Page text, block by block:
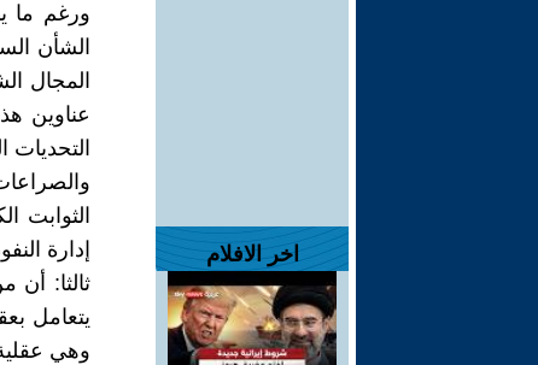
اخر الافلام
ورغم ما
الشأن
المجال
عناوين
التحديات
الثوابت
إدارة
ثالثا:
يتعامل
وهي